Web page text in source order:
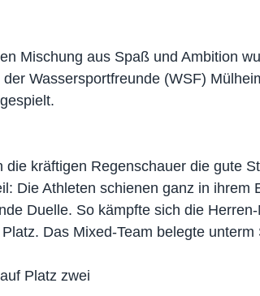
Mischung aus Spaß und Ambition
Wassersportfreunde (WSF)
die kräftigen Regenschauer die gute
Die Athleten schienen ganz in ihrem
Duelle. So kämpfte sich die
Das Mixed-Team belegte unterm
Platz zwei